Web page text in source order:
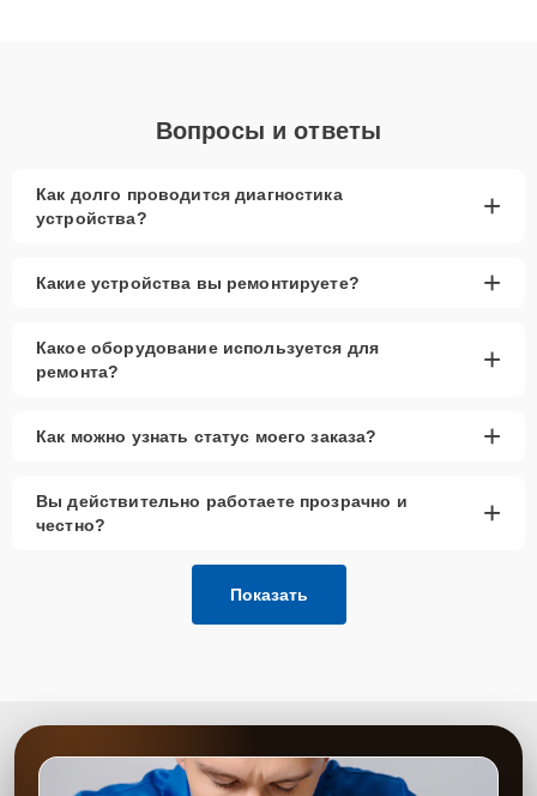
Вопросы и ответы
Как долго проводится диагностика
устройства?
+
Какие устройства вы ремонтируете? +
Какое оборудование используется для
ремонта?
+
Как можно узнать статус моего заказа? +
Вы действительно работаете прозрачно и
честно?
+
Показать